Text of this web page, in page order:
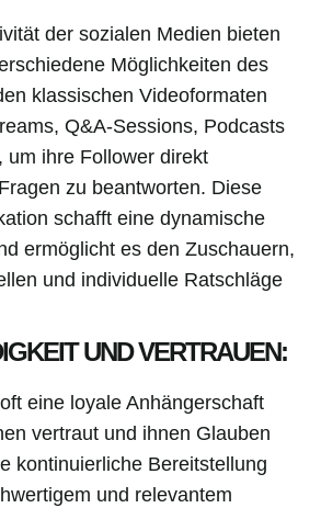
der sozialen Medien bieten
Möglichkeiten des
klassischen Videoformaten
Q&A-Sessions, Podcasts
um ihre Follower direkt
zu beantworten. Diese
schafft eine dynamische
ermöglicht es den Zuschauern,
und individuelle Ratschläge
UND VERTRAUEN:
eine loyale Anhängerschaft
vertraut und ihnen Glauben
kontinuierliche Bereitstellung
und relevantem